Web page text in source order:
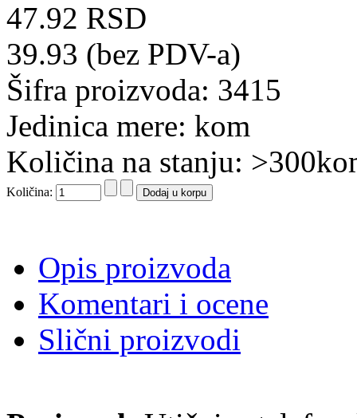
47.92 RSD
39.93 (bez PDV-a)
Šifra proizvoda: 3415
Jedinica mere: kom
Količina na stanju:
Količina:
Opis proizvoda
Komentari i ocene
Slični proizvodi